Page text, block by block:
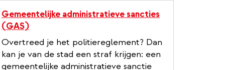
Gemeentelijke administratieve sancties
(GAS)
Overtreed je het politiereglement? Dan
kan je van de stad een straf krijgen: een
gemeentelijke administratieve sanctie